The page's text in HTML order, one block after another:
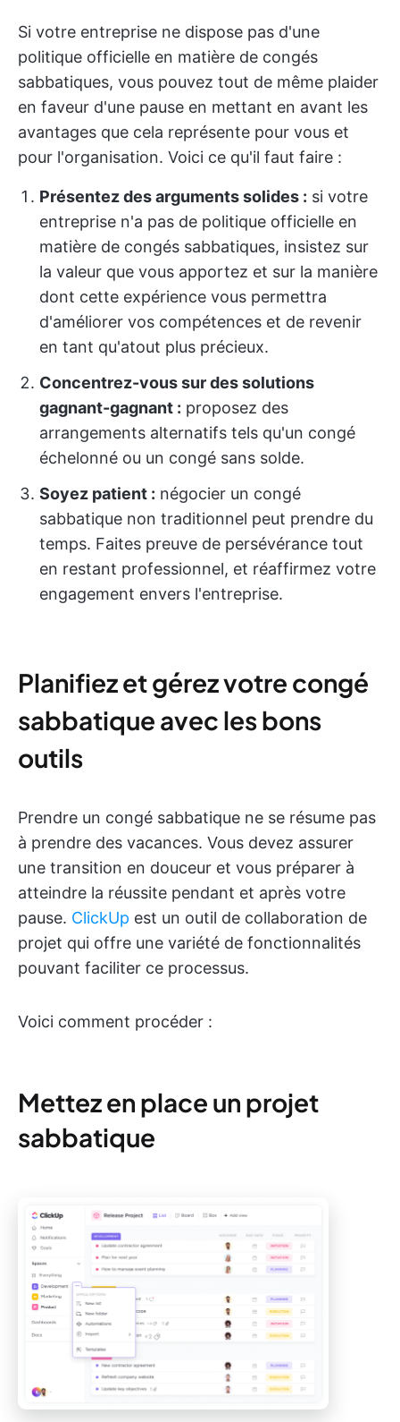
Si votre entreprise ne dispose pas d'une
politique officielle en matière de congés
sabbatiques, vous pouvez tout de même plaider
en faveur d'une pause en mettant en avant les
avantages que cela représente pour vous et
pour l'organisation. Voici ce qu'il faut faire :
Présentez des arguments solides : si votre
entreprise n'a pas de politique officielle en
matière de congés sabbatiques, insistez sur
la valeur que vous apportez et sur la manière
dont cette expérience vous permettra
d'améliorer vos compétences et de revenir
en tant qu'atout plus précieux.
Concentrez-vous sur des solutions
gagnant-gagnant : proposez des
arrangements alternatifs tels qu'un congé
échelonné ou un congé sans solde.
Soyez patient : négocier un congé
sabbatique non traditionnel peut prendre du
temps. Faites preuve de persévérance tout
en restant professionnel, et réaffirmez votre
engagement envers l'entreprise.
Planifiez et gérez votre congé
sabbatique avec les bons
outils
Prendre un congé sabbatique ne se résume pas
à prendre des vacances. Vous devez assurer
une transition en douceur et vous préparer à
atteindre la réussite pendant et après votre
pause. ClickUp est un outil de collaboration de
projet qui offre une variété de fonctionnalités
pouvant faciliter ce processus.
Voici comment procéder :
Mettez en place un projet
sabbatique